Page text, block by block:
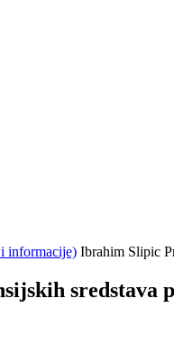
informacije) Ibrahim Slipic
sredstava